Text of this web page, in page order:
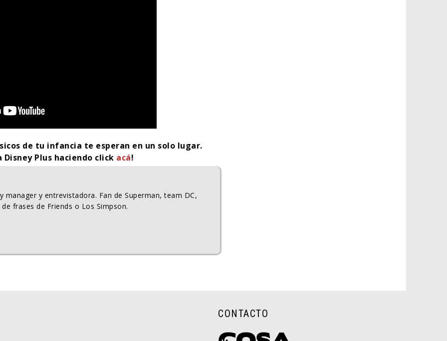
de tu infancia te esperan en un solo lugar.
Disney Plus haciendo click acá!
manager y entrevistadora. Fan de Superman, team DC,
frases de Friends o Los Simpson.
CONTACTO